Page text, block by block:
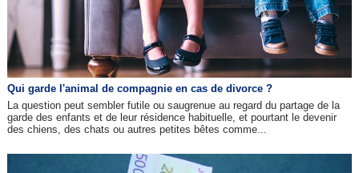
Qui garde l'animal de compagnie en cas de divorce ?
La question peut sembler futile ou saugrenue au regard du partage de la
garde des enfants et de leur résidence habituelle, et pourtant le devenir
des chiens, des chats ou autres petites bêtes comme...